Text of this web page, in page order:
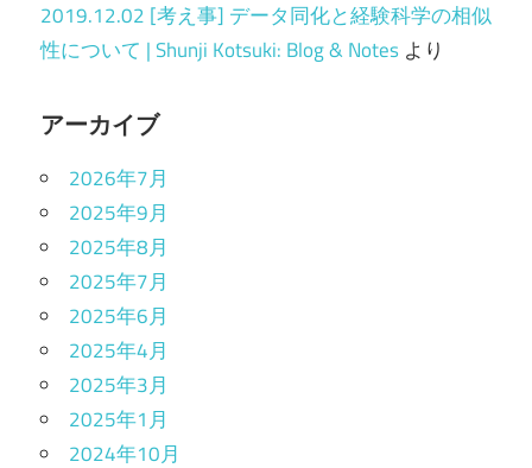
2019.12.02 [考え事] データ同化と経験科学の相似
性について | Shunji Kotsuki: Blog & Notes より
アーカイブ
2026年7月
2025年9月
2025年8月
2025年7月
2025年6月
2025年4月
2025年3月
2025年1月
2024年10月